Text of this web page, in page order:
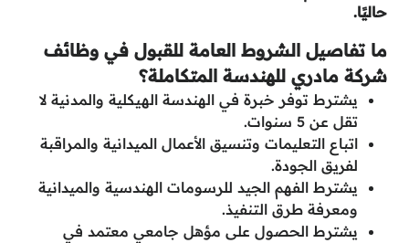
حاليًا.
ما تفاصيل الشروط العامة للقبول في وظائف
شركة مادري للهندسة المتكاملة؟
يشترط توفر خبرة في الهندسة الهيكلية والمدنية لا
تقل عن 5 سنوات.
اتباع التعليمات وتنسيق الأعمال الميدانية والمراقبة
لفريق الجودة.
يشترط الفهم الجيد للرسومات الهندسية والميدانية
ومعرفة طرق التنفيذ.
يشترط الحصول على مؤهل جامعي معتمد في